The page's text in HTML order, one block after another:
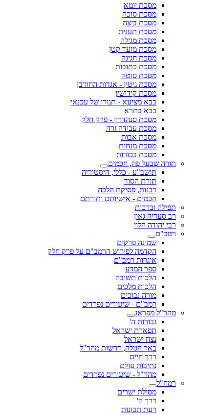
מסכת יומא
מסכת סוכה
מסכת ביצה
מסכת תענית
מסכת מגילה
מסכת מועד קטן
מסכת חגיגה
מסכת כתובות
מסכת סוטה
מסכת גיטין - אגדות החורבן
מסכת קידושין
בבא מציעא - תנורו של עכנאי
בבא בתרא
מסכת סנהדרין - פרק חלק
מסכת עבודה זרה
מסכת אבות
מסכת מנחות
מסכת בכורות
תורה שבעל פה, חכמים
תושב"ע - כללי, היסטוריה
תורת הסוד
רבנות, פסיקת הלכה
חכמים - אישיותם ותורתם
תפילה וברכות
רב סעדיה גאון
רבי יהודה הלוי
רמב"ם
שמונה פרקים
הקדמה לפירוש הרמב"ם על פרק חלק
איגרות רמב"ם
ספר המדע
הלכות תשובה
הלכות מלכים
מורה נבוכים
רמב"ם - שיעורים נפרדים
מהר"ל מפראג
גבורות ה'
תפארת ישראל
נצח ישראל
באר הגולה, דרשות מהר"ל
דרך חיים
נתיבות עולם
מהר"ל - שיעורים נפרדים
רמח"ל
מסילת ישרים
דרך ה'
דעת תבונות